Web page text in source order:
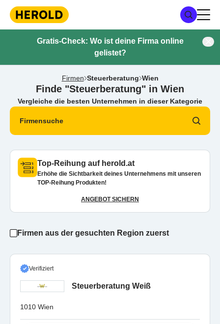
Gratis-Check: Wo ist deine Firma online
gelistet?
Firmen Steuerberatung Wien
Finde "Steuerberatung" in Wien
Vergleiche die besten Unternehmen in dieser Kategorie
Firmensuche
Top-Reihung auf herold.at
Erhöhe die Sichtbarkeit deines Unternehmens mit unseren
TOP-Reihung Produkten!
ANGEBOT SICHERN
Firmen aus der gesuchten Region zuerst
Verifiziert
Steuerberatung Weiß
1010 Wien